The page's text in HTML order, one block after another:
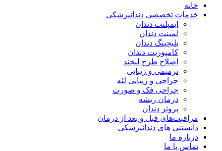
خانه
خدمات تخصصی دندانپزشکی
ایمپلنت دندان
لمینت دندان
بلیچینگ دندان
کامپوزیت دندان
اصلاح طرح لبخند
ترمیمی و زیبایی
جراحی و زیبایی لثه
جراحی فک و صورت
درمان ریشه
پروتز دندان
مراقبت‌های قبل و بعد از درمان
دانستنی های دندانپزشکی
درباره ما
تماس با ما